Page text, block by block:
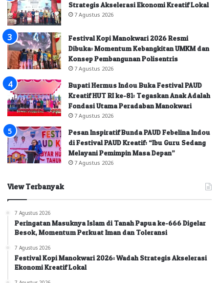
Strategis Akselerasi Ekonomi Kreatif Lokal
7 Agustus 2026
Festival Kopi Manokwari 2026 Resmi
Dibuka: Momentum Kebangkitan UMKM dan
Konsep Pembangunan Polisentris
7 Agustus 2026
Bupati Hermus Indou Buka Festival PAUD
Kreatif HUT RI ke-81: Tegaskan Anak Adalah
Fondasi Utama Peradaban Manokwari
7 Agustus 2026
Pesan Inspiratif Bunda PAUD Febelina Indou
di Festival PAUD Kreatif: “Ibu Guru Sedang
Melayani Pemimpin Masa Depan”
7 Agustus 2026
View Terbanyak
7 Agustus 2026
Peringatan Masuknya Islam di Tanah Papua ke-666 Digelar
Besok, Momentum Perkuat Iman dan Toleransi
7 Agustus 2026
Festival Kopi Manokwari 2026: Wadah Strategis Akselerasi
Ekonomi Kreatif Lokal